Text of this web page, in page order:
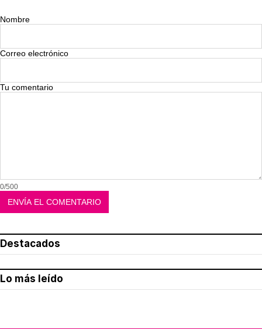
Nombre
Correo electrónico
Tu comentario
0/500
Destacados
Lo más leído